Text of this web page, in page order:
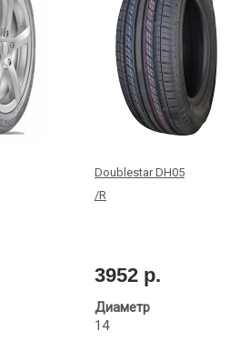
Doublestar DH05
/R
3952 р.
Диаметр
14